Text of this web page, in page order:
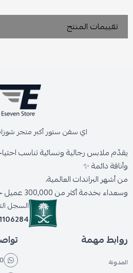
تقييمات المنتج
اي سفن ستور أكبر متجر
يقدّم ملابس رجالية ونسائية تناسب
وأناقة دائمة ✨
من أشهر البراندات العالمية،
وسعداء بخدمة أكثر من 300,000 عميل حول المملكة.
السجل
روابط مهمة
المدونة